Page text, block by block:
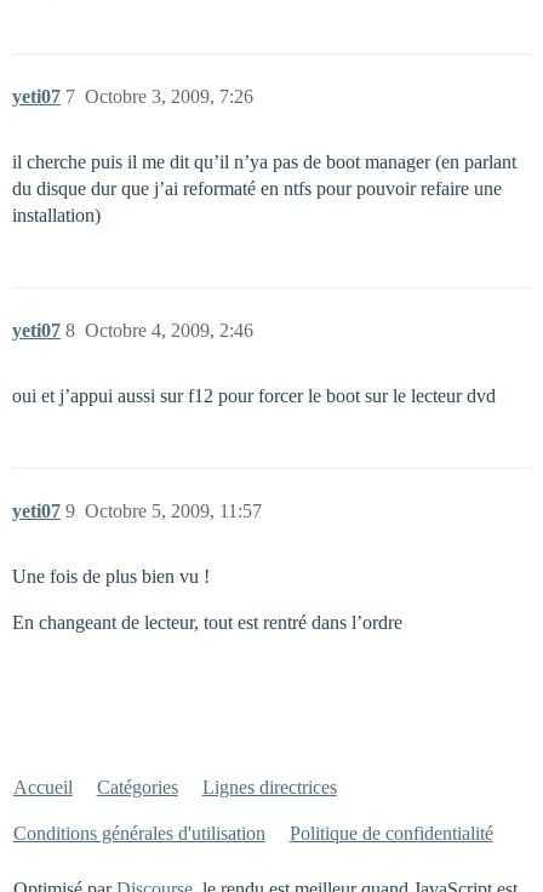
yeti07 Octobre 3, 2009, 7:26
7
il cherche puis il me dit qu’il n’ya pas de boot manager (en parlant
du disque dur que j’ai reformaté en ntfs pour pouvoir refaire une
installation)
yeti07 Octobre 4, 2009, 2:46
8
oui et j’appui aussi sur f12 pour forcer le boot sur le lecteur dvd
yeti07 Octobre 5, 2009, 11:57
9
Une fois de plus bien vu !
En changeant de lecteur, tout est rentré dans l’ordre
Accueil Catégories Lignes directrices
Conditions générales d'utilisation Politique de confidentialité